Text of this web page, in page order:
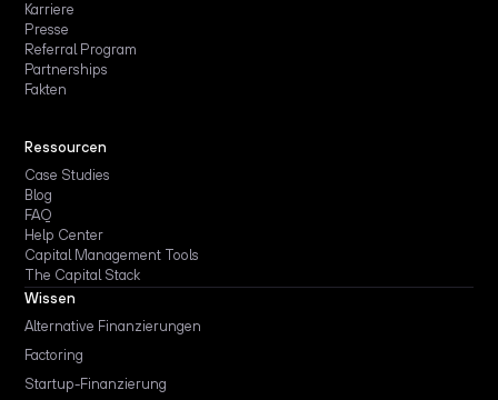
Karriere
Presse
Referral Program
Partnerships
Fakten
Ressourcen
Case Studies
Blog
FAQ
Help Center
Capital Management Tools
The Capital Stack
Wissen
Alternative Finanzierungen
Factoring
Startup-Finanzierung